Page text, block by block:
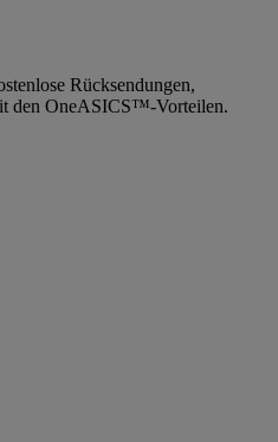
Rücksendungen,
den OneASICS™-Vorteilen.